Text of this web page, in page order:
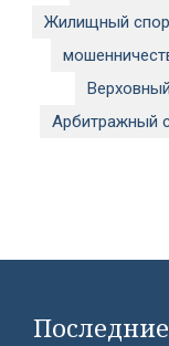
Жилищный спор
Арбитражный